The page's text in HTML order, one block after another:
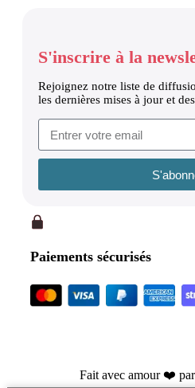
S'inscrire à la
Rejoignez notre liste de
les dernières mises à jour et
Paiements sécurisés
Fait avec amour ❤️ par